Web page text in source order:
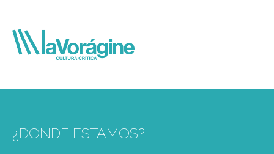
¿DONDE ESTAMOS?